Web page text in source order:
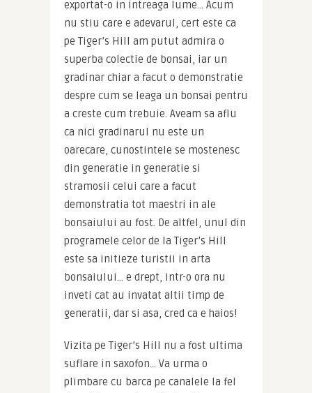
exportat-o in intreaga lume… Acum
nu stiu care e adevarul, cert este ca
pe Tiger’s Hill am putut admira o
superba colectie de bonsai, iar un
gradinar chiar a facut o demonstratie
despre cum se leaga un bonsai pentru
a creste cum trebuie. Aveam sa aflu
ca nici gradinarul nu este un
oarecare, cunostintele se mostenesc
din generatie in generatie si
stramosii celui care a facut
demonstratia tot maestri in ale
bonsaiului au fost. De altfel, unul din
programele celor de la Tiger’s Hill
este sa initieze turistii in arta
bonsaiului… e drept, intr-o ora nu
inveti cat au invatat altii timp de
generatii, dar si asa, cred ca e haios!
Vizita pe Tiger’s Hill nu a fost ultima
suflare in saxofon… Va urma o
plimbare cu barca pe canalele la fel